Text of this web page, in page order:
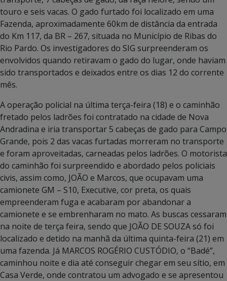
touro e seis vacas. O gado furtado foi localizado em uma
Fazenda, aproximadamente 60km de distância da entrada
do Km 117, da BR – 267, situada no Município de Ribas do
Rio Pardo. Os investigadores do SIG surpreenderam os
envolvidos quando retiravam o gado do lugar, onde haviam
sido transportados e deixados entre os dias 12 do corrente
mês.
A operação policial na última terça-feira (18) e o caminhão
fretado pelos ladrões foi contratado na cidade de Nova
Andradina e iria transportar 5 cabeças de gado para Campo
Grande, pois 2 das vacas furtadas morreram no transporte
e foram aproveitadas, carneadas pelos ladrões. O motorista
do caminhão foi surpreendido e abordado pelos policiais
civis, assim como, JOÃO e Marcos, que ocupavam uma
camionete GM – S10, Executive, cor preta, os quais
empreenderam fuga e acabaram por abandonar a
camionete e se embrenharam no mato. As buscas cessaram
na noite de terça feira, sendo que JOÃO DE SOUZA só foi
localizado e detido na manhã da última quinta-feira (21) em
uma fazenda. Já MARCOS ROGÉRIO CUSTÓDIO, o “Badé”,
caminhou noite e dia até conseguir chegar em seu sítio, em
Casa Verde, onde contratou um advogado e se apresentou